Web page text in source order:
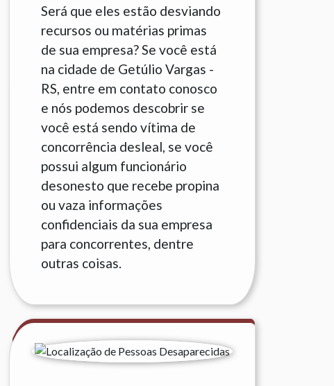
Será que eles estão desviando
recursos ou matérias primas
de sua empresa? Se você está
na cidade de Getúlio Vargas -
RS, entre em contato conosco
e nós podemos descobrir se
você está sendo vítima de
concorrência desleal, se você
possui algum funcionário
desonesto que recebe propina
ou vaza informações
confidenciais da sua empresa
para concorrentes, dentre
outras coisas.